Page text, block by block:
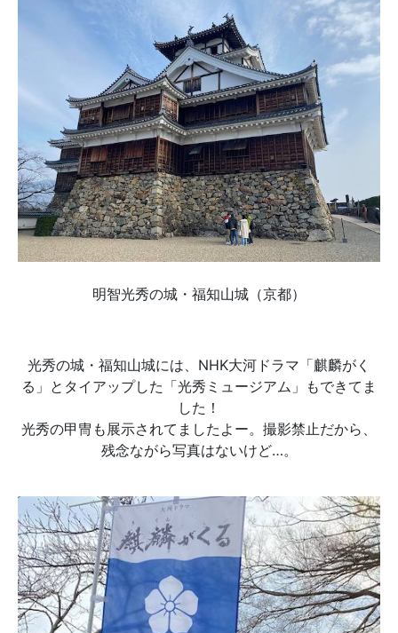
明智光秀の城・福知山城（京都）
光秀の城・福知山城には、NHK大河ドラマ「麒麟がく
る」とタイアップした「光秀ミュージアム」もできてま
した！
光秀の甲冑も展示されてましたよー。撮影禁止だから、
残念ながら写真はないけど…。